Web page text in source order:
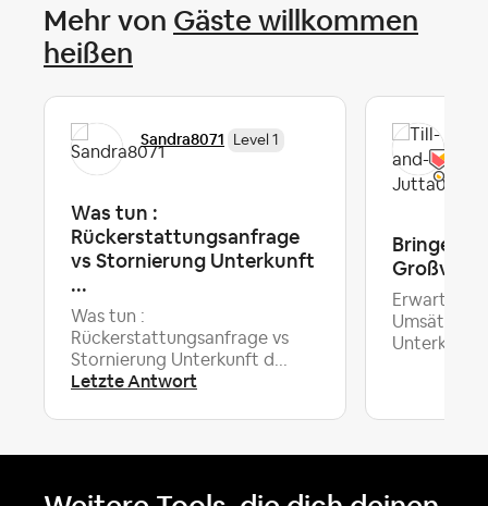
Mehr von Gäste willkommen
heißen
Sandra8071 Level 1
Was tun :
Rückerstattungsanfrage
vs Stornierung Unterkunft
...
Was tun :
Rückerstattungsanfrage vs
Stornierung Unterkunft d...
Letzte Antwort
Bringens
Umsätze
Unterk...